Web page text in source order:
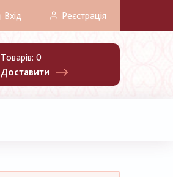
Вхід Реєстрація
Товарів: 0
Доставити